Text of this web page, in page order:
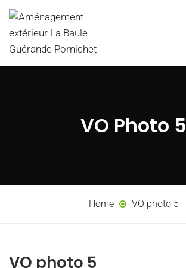
VO Photo 5
Home VO photo 5
VO photo 5